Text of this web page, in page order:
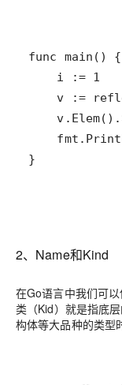
2、Name和Kind
在Go语言中我们可
类（Kid）就是指底
构体等大品种的类型